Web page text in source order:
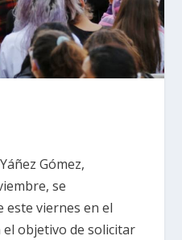
Gómez,
se
este viernes en el
el objetivo de solicitar